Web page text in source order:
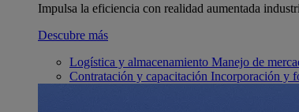
Impulsa la eficiencia con realidad aumentada
Descubre más
Logística y almacenamiento Manejo de
Contratación y capacitación Incorporación y